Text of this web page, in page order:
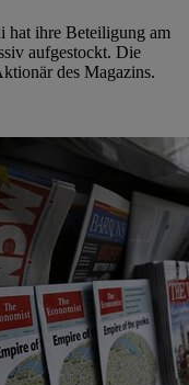
hat ihre Beteiligung am
aufgestockt. Die
des Magazins.